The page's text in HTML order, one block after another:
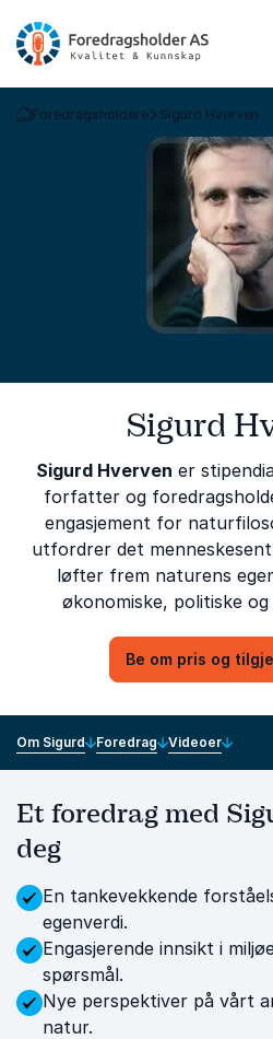
Gå tilbake til startsiden
Foredragsholdere Sigurd Hverven
Sigurd
Sigurd Hverven er
forfatter og
engasjement for
utfordrer det
løfter frem naturens
økonomiske, politiske
Be om pris og
Om Sigurd Foredrag Videoer
Et foredrag med
deg
En tankevekkende
egenverdi.
Engasjerende innsikt i
spørsmål.
Nye perspektiver på vårt
natur.